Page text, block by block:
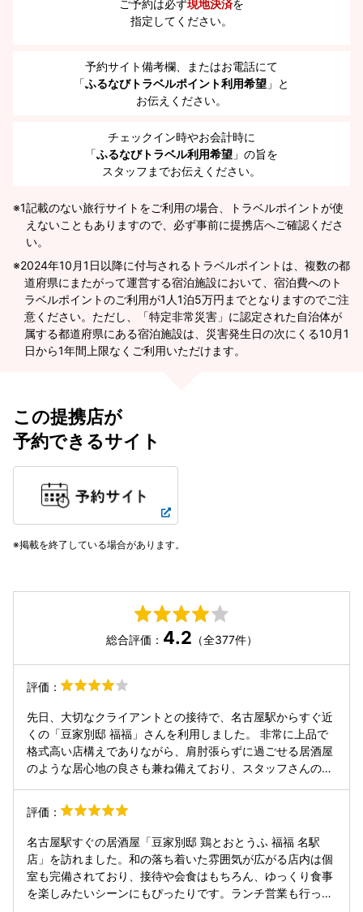
ご予約は必ず現地決済を
指定してください。
予約サイト備考欄、またはお電話にて
「ふるなびトラベルポイント利用希望 」と
お伝えください。
チェックイン時やお会計時に
「ふるなびトラベル利用希望 」の旨を
スタッフまでお伝えください。
※1記載のない旅行サイトをご利用の場合、トラベルポイントが使
えないこともありますので、必ず事前に提携店へご確認くださ
い。
2024年10月1日以降に付与されるトラベルポイントは、複数の都
道府県にまたがって運営する宿泊施設において、宿泊費へのト
ラベルポイントのご利用が1人1泊5万円までとなりますのでご注
意ください。ただし、「特定非常災害」に認定された自治体が
属する都道府県にある宿泊施設は、災害発生日の次にくる10月1
日から1年間上限なくご利用いただけます。
この提携店が
予約できるサイト
掲載を終了している場合があります。
総合評価： 4.2 （全377件）
評価：
先日、大切なクライアントとの接待で、名古屋駅からすぐ近
くの「豆家別邸 福福」さんを利用しました。 非常に上品で
格式高い店構えでありながら、肩肘張らずに過ごせる居酒屋
のような居心地の良さも兼ね備えており、スタッフさんの素
ー。 先附の「とろとろ豆富」は、濃厚でなめらかなコクが唯
一無二の旨さで、先方も一口目から大絶賛。 温かく出来立て
の「自家製汲み上げどうふ」や、鮮度抜群で旨味が濃いお造
り盛合せ（まぐろ、サーモン、イカ）、お酒の肴にぴったり
な梅水晶ともずく酢と、お肉の前からクオリティの高さに唸
らされます。 主役の「あいち鴨しゃぶしゃぶ」は、程よい脂
評価：
名古屋駅すぐの居酒屋「豆家別邸 鶏とおとうふ 福福 名駅
店」を訪れました。和の落ち着いた雰囲気が広がる店内は個
室も完備されており、接待や会食はもちろん、ゆっくり食事
を楽しみたいシーンにもぴったりです。ランチ営業も行って